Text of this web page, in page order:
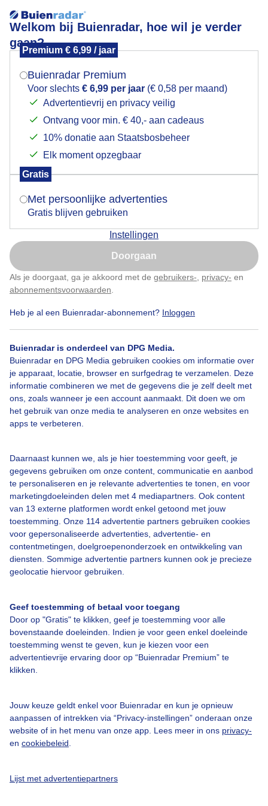
Welkom bij Buienradar, hoe wil je verder
gaan?
Premium € 6,99 / jaar
Buienradar Premium
Voor slechts € 6,99 per jaar (€ 0,58 per maand)
Advertentievrij en privacy veilig
Ontvang voor min. € 40,- aan cadeaus
10% donatie aan Staatsbosbeheer
Elk moment opzegbaar
Gratis
Met persoonlijke advertenties
Gratis blijven gebruiken
Instellingen
Doorgaan
Als je doorgaat, ga je akkoord met de gebruikers- privacy- en
abonnementsvoorwaarden
Heb je al een Buienradar-abonnement? Inloggen
Buienradar is onderdeel van DPG Media.
Buienradar en DPG Media gebruiken cookies om informatie over
je apparaat, locatie, browser en surfgedrag te verzamelen. Deze
informatie combineren we met de gegevens die je zelf deelt met
ons, zoals wanneer je een account aanmaakt. Dit doen we om
het gebruik van onze media te analyseren en onze websites en
apps te verbeteren.
Daarnaast kunnen we, als je hier toestemming voor geeft, je
gegevens gebruiken om onze content, communicatie en aanbod
te personaliseren en je relevante advertenties te tonen, en voor
marketingdoeleinden delen met 4 mediapartners. Ook content
van 13 externe platformen wordt enkel getoond met jouw
toestemming. Onze 114 advertentie partners gebruiken cookies
voor gepersonaliseerde advertenties, advertentie- en
contentmetingen, doelgroepenonderzoek en ontwikkeling van
diensten. Sommige advertentie partners kunnen ook je precieze
geolocatie hiervoor gebruiken.
Geef toestemming of betaal voor toegang
Door op "Gratis" te klikken, geef je toestemming voor alle
bovenstaande doeleinden. Indien je voor geen enkel doeleinde
toestemming wenst te geven, kun je kiezen voor een
advertentievrije ervaring door op “Buienradar Premium” te
klikken.
Jouw keuze geldt enkel voor Buienradar en kun je opnieuw
aanpassen of intrekken via “Privacy-instellingen” onderaan onze
website of in het menu van onze app. Lees meer in ons privacy-
en cookiebeleid
Lijst met advertentiepartners
Schaapskooi.
Door: Erica van Leeuwen-de Bruijn
Gemaakt: 10-05-2026, 58x bekeken
Bekijk slideshow
Over Buienradar
Bedrijfsgegevens
Contact
Toegankelijkheid
Gebruikersvoorwaarden
Buienradar Team
Privacy beleid
Cookie beleid
Gratis weerdata
Mogen we je locatie gebruiken voor het
Indien je hier nog geen akkoord op hebt gegeven,
verschijnt er zo een pop-up uit je browser waarin
Is goed, toon de popup
Nu niet, misschien later
Klik hierom dit aan te passen